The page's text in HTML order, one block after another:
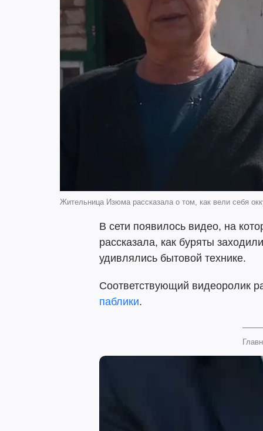
Жительница Изюма рассказала о том, как вели себя
В сети появилось видео, на
рассказала, как буряты
удивлялись бытовой технике.
Соответствующий видеоролик
паблики.